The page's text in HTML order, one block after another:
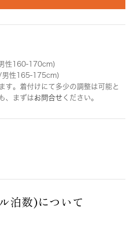
性160-170cm)
男性165-175cm)
す。着付けにて多少の調整は可能と
、まずはお問合せ ください。
泊数)について